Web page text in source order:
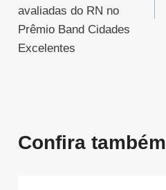
avaliadas do RN no
Prêmio Band Cidades
Excelentes
Confira também